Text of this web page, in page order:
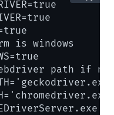
is windows
path if
の